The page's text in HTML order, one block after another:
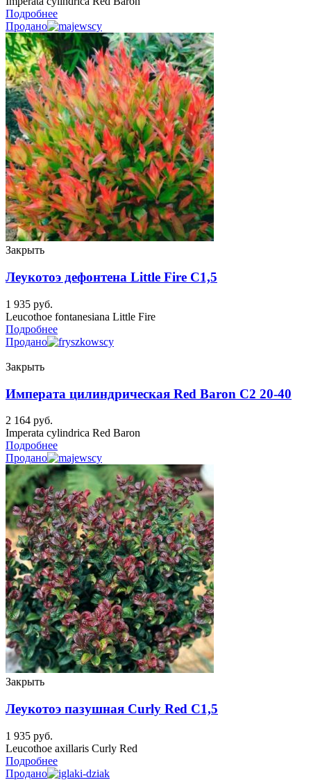
Подробнее
Продано
Закрыть
Леукотоэ дефонтена Little Fire C1,5
1 935 руб.
Leucothoe fontanesiana Little Fire
Подробнее
Продано
Закрыть
Императа цилиндрическая Red Baron C2 20-40
2 164 руб.
Imperata cylindrica Red Baron
Подробнее
Продано
Закрыть
Леукотоэ пазушная Curly Red C1,5
1 935 руб.
Leucothoe axillaris Curly Red
Подробнее
Продано